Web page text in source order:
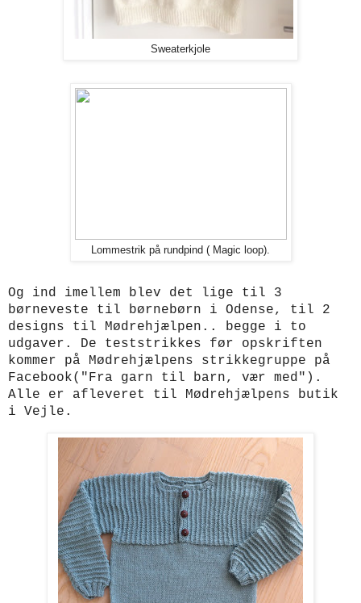
Sweaterkjole
Lommestrik på rundpind ( Magic loop).
Og ind imellem blev det lige til 3
børneveste til børnebørn i Odense, til 2
designs til Mødrehjælpen.. begge i to
udgaver. De teststrikkes før opskriften
kommer på Mødrehjælpens strikkegruppe på
Facebook("Fra garn til barn, vær med").
Alle er afleveret til Mødrehjælpens butik
i Vejle.